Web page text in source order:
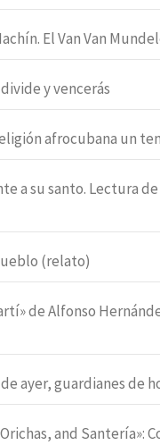
El Van Van
y vencerás
afrocubana un
a su santo. Lectura
(relato)
de Alfonso
ayer, guardianes de
and Santería»: